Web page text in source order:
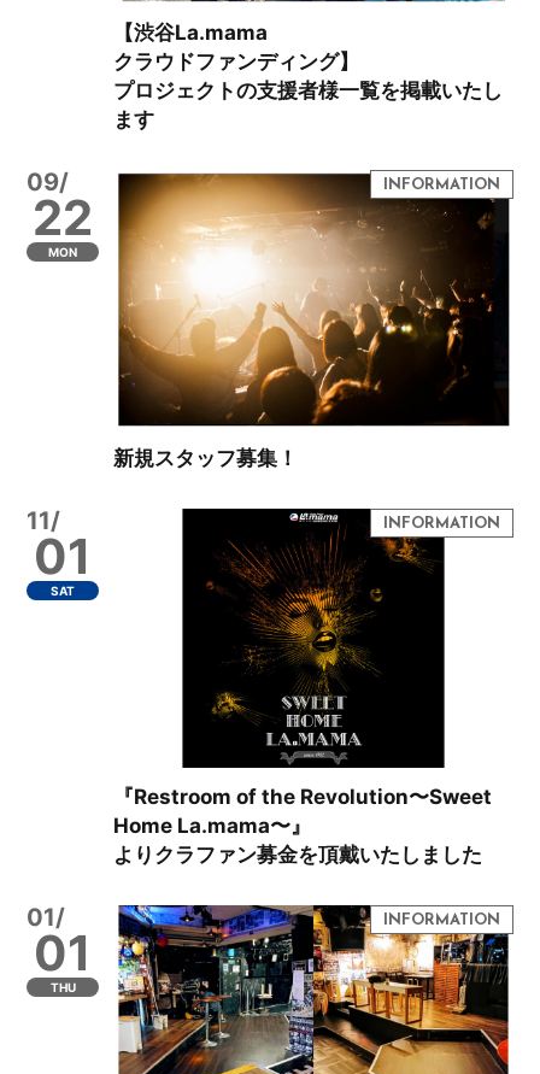
【渋谷La.mama
クラウドファンディング】
プロジェクトの支援者様一覧を掲載いたし
ます
09/
22
MON
新規スタッフ募集！
11/
01
SAT
『Restroom of the Revolution〜Sweet
Home La.mama〜』
よりクラファン募金を頂戴いたしました
01/
01
THU